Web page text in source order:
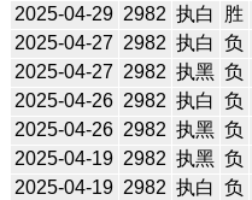
2025-04-29 2982 执白 胜
2025-04-27 2982 执白 负
2025-04-27 2982 执黑 负
2025-04-26 2982 执白 负
2025-04-26 2982 执黑 负
2025-04-19 2982 执黑 负
2025-04-19 2982 执白 负